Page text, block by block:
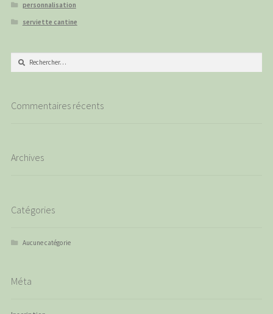
personnalisation
serviette cantine
Rechercher :
Commentaires récents
Archives
Catégories
Aucune catégorie
Méta